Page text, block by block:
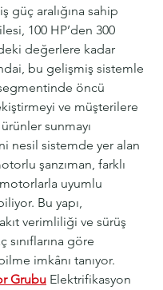
güç aralığına sahip
100 HP’den 300
değerlere kadar
bu gelişmiş sistemle
öncü
ve müşterilere
sunmayı
nesil sistemde yer alan
şanzıman, farklı
uyumlu
Bu yapı,
verimliliği ve sürüş
sınıflarına göre
imkânı tanıyor.
Grubu Elektrifikasyon